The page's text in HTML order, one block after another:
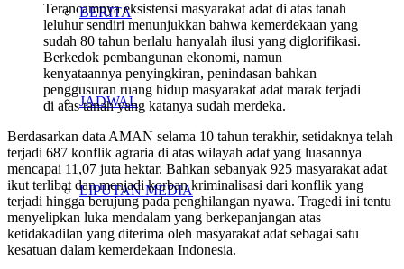
BERITA
JADWAL
LIPUTAN MEDIA
Terancamnya eksistensi masyarakat adat di atas tanah
leluhur sendiri menunjukkan bahwa kemerdekaan yang
sudah 80 tahun berlalu hanyalah ilusi yang diglorifikasi.
Berkedok pembangunan ekonomi, namun
kenyataannya penyingkiran, penindasan bahkan
penggusuran ruang hidup masyarakat adat marak terjadi
di atas tanah yang katanya sudah merdeka.
Berdasarkan data AMAN selama 10 tahun terakhir, setidaknya telah
terjadi 687 konflik agraria di atas wilayah adat yang luasannya
mencapai 11,07 juta hektar. Bahkan sebanyak 925 masyarakat adat
ikut terlibat dan menjadi korban kriminalisasi dari konflik yang
terjadi hingga berujung pada penghilangan nyawa. Tragedi ini tentu
menyelipkan luka mendalam yang berkepanjangan atas
ketidakadilan yang diterima oleh masyarakat adat sebagai satu
kesatuan dalam kemerdekaan Indonesia.